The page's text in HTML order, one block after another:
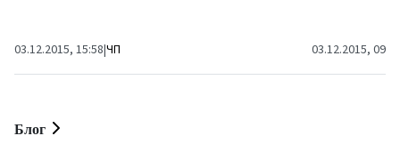
03.12.2015, 15:58|ЧП 03.12.2015, 09:53
Блог